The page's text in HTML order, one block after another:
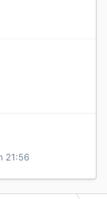
21:56